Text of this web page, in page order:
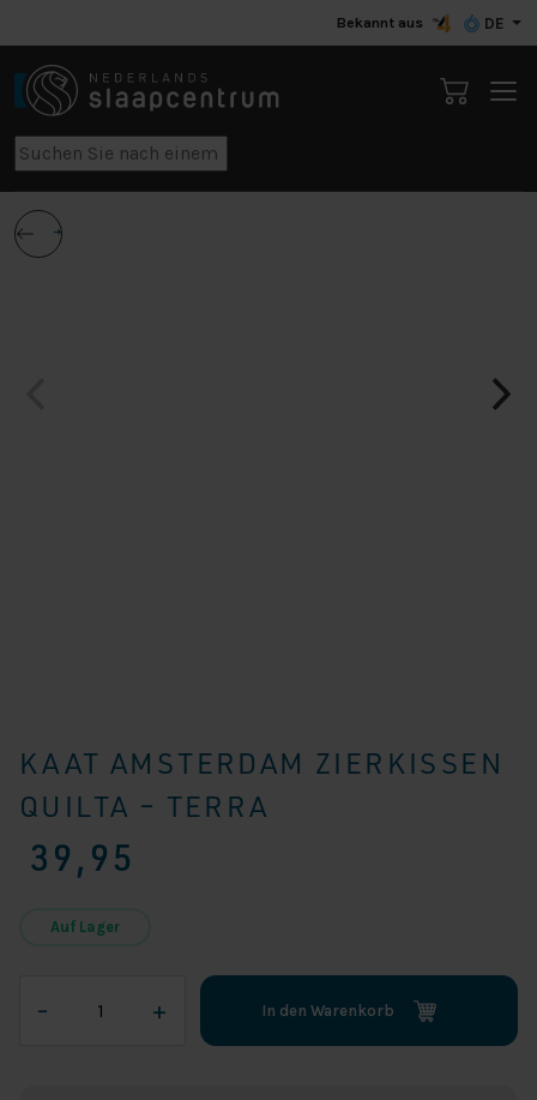
Bekannt aus DE
KAAT AMSTERDAM ZIERKISSEN
QUILTA – TERRA
39,95
Auf Lager
–
Amsterdam
+ In den Warenkorb